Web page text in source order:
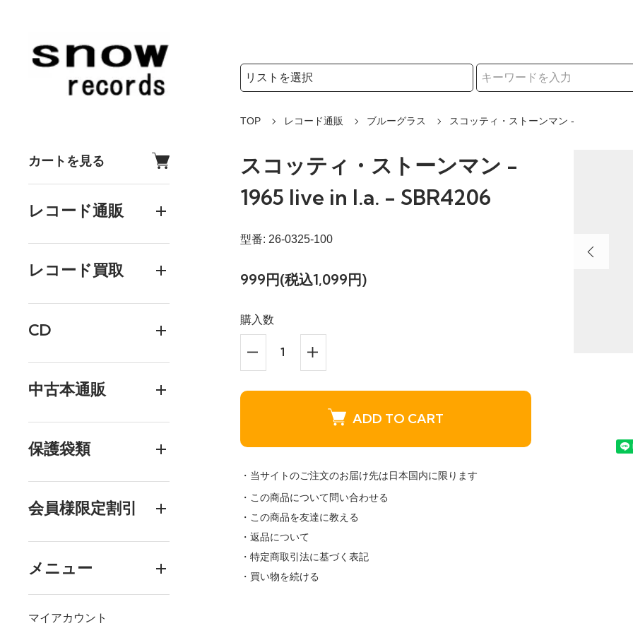
カートを見る
レコード通販
レコード買取
CD
中古本通販
保護袋類
会員様限定割引
メニュー
マイアカウント
検索リストの選択
TOP レコード通販 ブルーグラス スコッティ・ストーンマン -
スコッティ・ストーンマン -
1965 live in l.a. - SBR4206
型番: 26-0325-100
999円(税込1,099円)
購入数
ADD TO CART
・当サイトのご注文のお届け先は日本国内に限ります
・この商品について問い合わせる
・この商品を友達に教える
・返品について
・特定商取引法に基づく表記
・買い物を続ける